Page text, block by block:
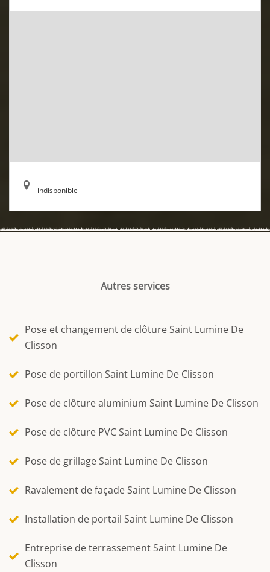
indisponible
Autres services
Pose et changement de clôture Saint Lumine De
Clisson
Pose de portillon Saint Lumine De Clisson
Pose de clôture aluminium Saint Lumine De Clisson
Pose de clôture PVC Saint Lumine De Clisson
Pose de grillage Saint Lumine De Clisson
Ravalement de façade Saint Lumine De Clisson
Installation de portail Saint Lumine De Clisson
Entreprise de terrassement Saint Lumine De
Clisson